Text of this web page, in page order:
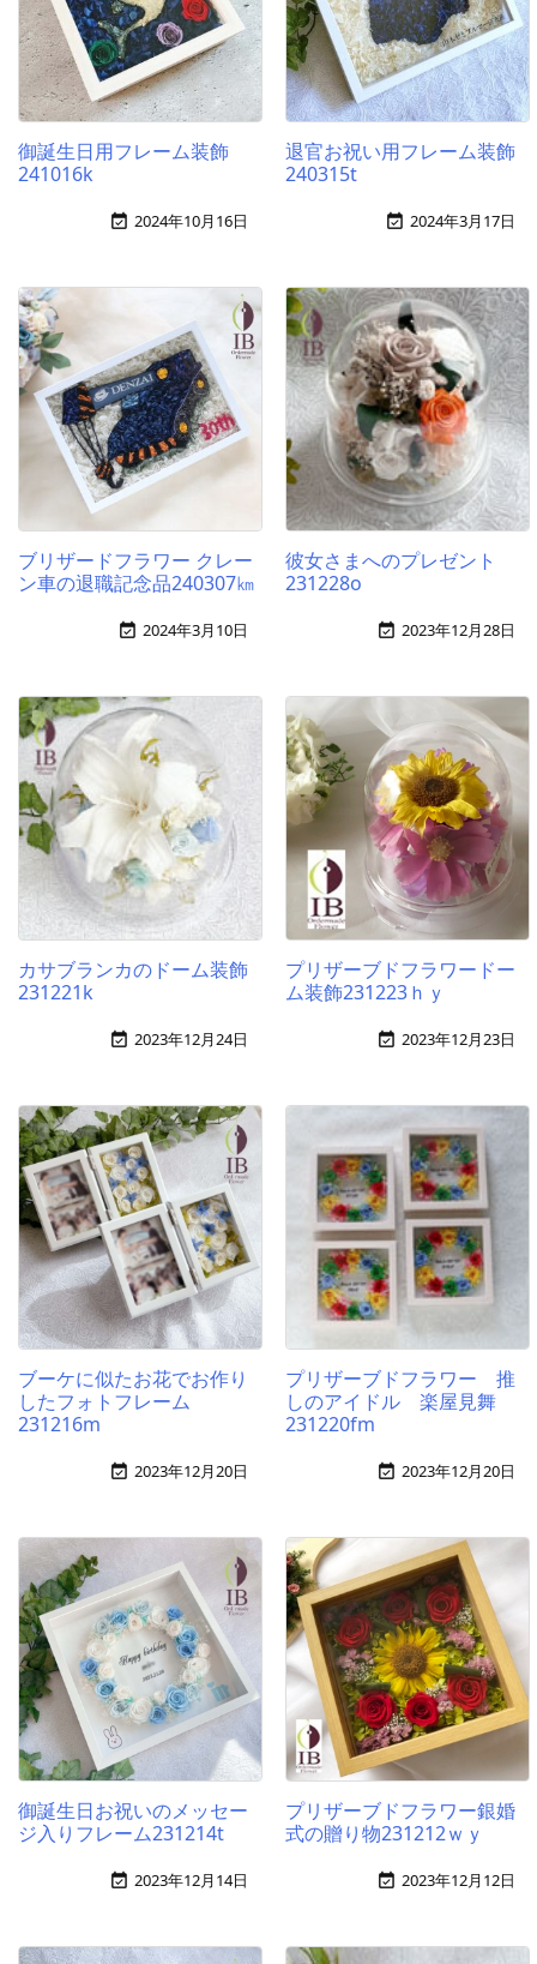
御誕生日用フレーム装飾
241016k
 2024年10月16日
退官お祝い用フレーム装飾
240315t
 2024年3月17日
ブリザードフラワー クレー
ン車の退職記念品240307㎞
 2024年3月10日
彼女さまへのプレゼント
231228o
 2023年12月28日
カサブランカのドーム装飾
231221k
 2023年12月24日
プリザーブドフラワードー
ム装飾231223ｈｙ
 2023年12月23日
ブーケに似たお花でお作り
したフォトフレーム
231216m
 2023年12月20日
プリザーブドフラワー 推
しのアイドル 楽屋見舞
231220fm
 2023年12月20日
御誕生日お祝いのメッセー
ジ入りフレーム231214t
 2023年12月14日
プリザーブドフラワー銀婚
式の贈り物231212ｗｙ
 2023年12月12日